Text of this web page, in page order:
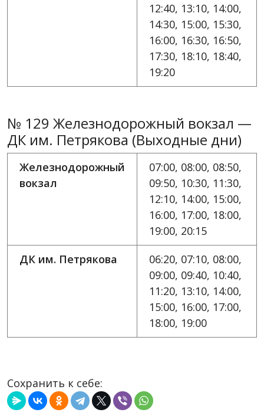
12:40, 13:10, 14:00,
14:30, 15:00, 15:30,
16:00, 16:30, 16:50,
17:30, 18:10, 18:40,
19:20
№ 129 Железнодорожный вокзал —
ДК им. Петрякова (Выходные дни)
Железнодорожный
вокзал
07:00, 08:00, 08:50,
09:50, 10:30, 11:30,
12:10, 14:00, 15:00,
16:00, 17:00, 18:00,
19:00, 20:15
ДК им. Петрякова
06:20, 07:10, 08:00,
09:00, 09:40, 10:40,
11:20, 13:10, 14:00,
15:00, 16:00, 17:00,
18:00, 19:00
Сохранить к себе: